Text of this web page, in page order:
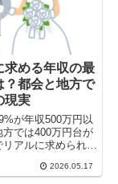
求める年収の最
？都会と地方で
現実
が年収500万円以
方では400万円台が
アルに求められる
で深掘り。2026.05.17